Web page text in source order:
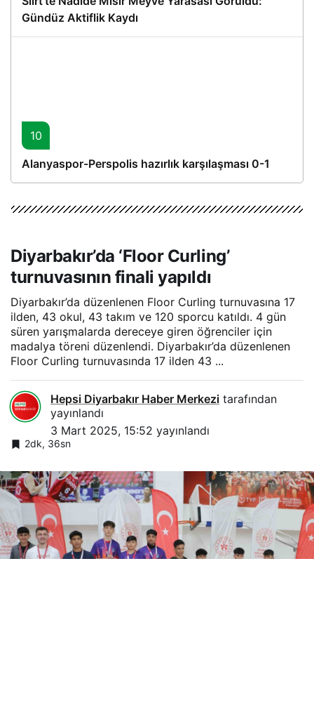
Gündüz Aktiflik Kaydı
10
Alanyaspor-Perspolis hazırlık karşılaşması 0-1
Diyarbakır’da ‘Floor Curling’
turnuvasının finali yapıldı
Diyarbakır’da düzenlenen Floor Curling turnuvasına 17
ilden, 43 okul, 43 takım ve 120 sporcu katıldı. 4 gün
süren yarışmalarda dereceye giren öğrenciler için
madalya töreni düzenlendi. Diyarbakır’da düzenlenen
Floor Curling turnuvasında 17 ilden 43 ...
Hepsi Diyarbakır Haber Merkezi tarafından
yayınlandı
3 Mart 2025, 15:52 yayınlandı
2dk, 36sn